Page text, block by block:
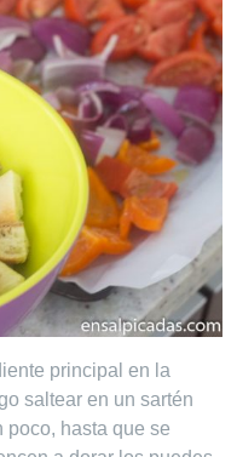
principal en la
saltear en un sartén
hasta que se